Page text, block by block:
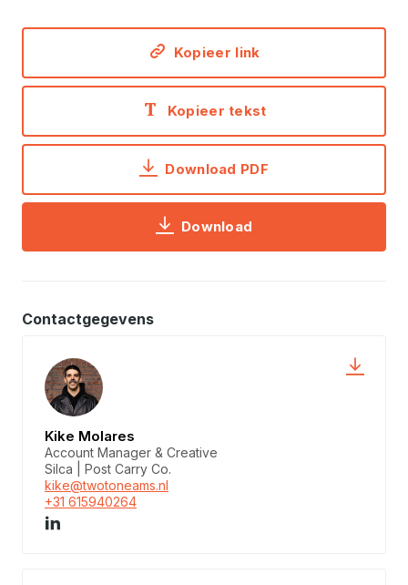
Kopieer link
Kopieer tekst
Download PDF
Download
Contactgegevens
Kike Molares
Account Manager & Creative
Silca | Post Carry Co.
kike@twotoneams.nl
+31 615940264